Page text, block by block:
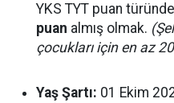
YKS TYT puan
puan almış olmak.
çocukları için en az
Yaş Şartı: 01 Ekim